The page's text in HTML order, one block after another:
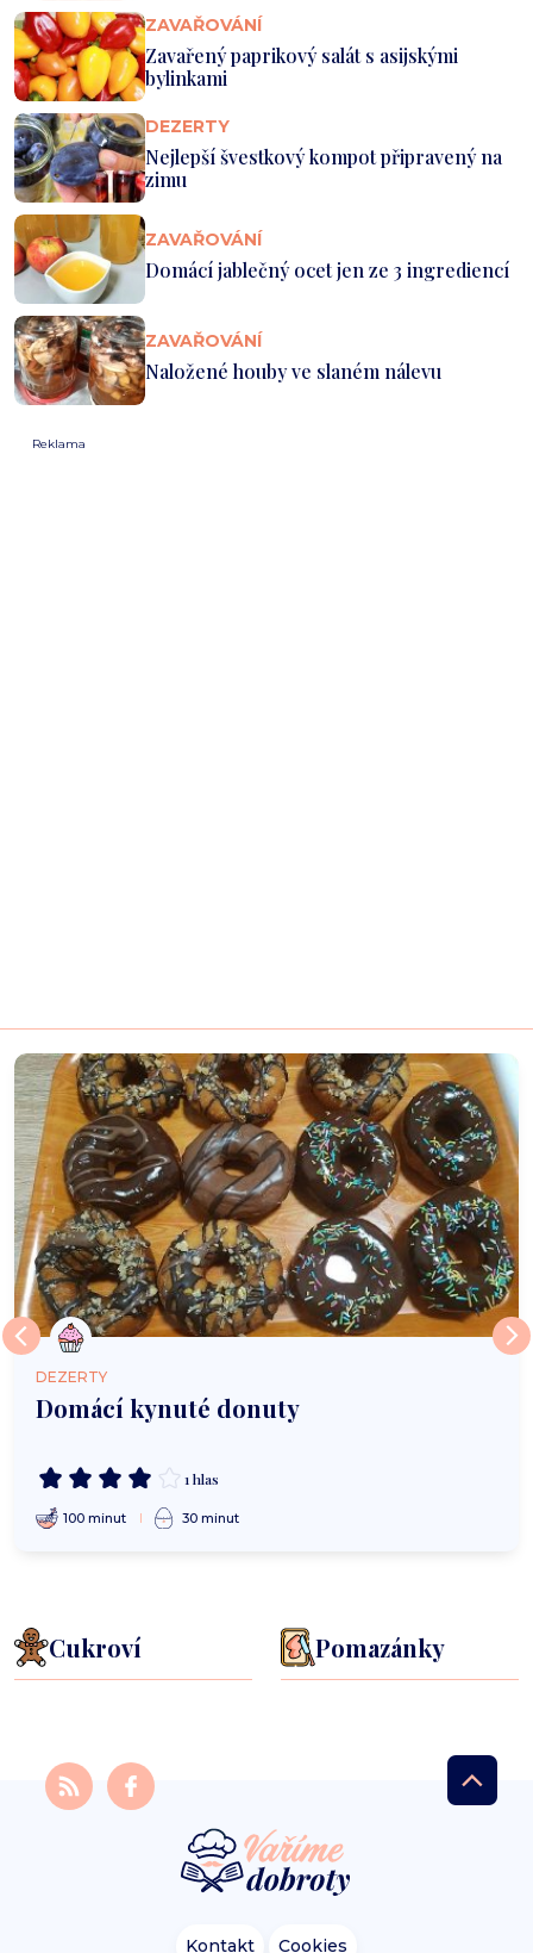
ZAVAŘOVÁNÍ
Zavařený paprikový salát s asijskými
bylinkami
DEZERTY
Nejlepší švestkový kompot připravený na
zimu
ZAVAŘOVÁNÍ
Domácí jablečný ocet jen ze 3 ingrediencí
ZAVAŘOVÁNÍ
Naložené houby ve slaném nálevu
Reklama
DEZERTY
Domácí kynuté donuty
1 hlas
100 minut 30 minut
Cukroví Pomazánky
Kontakt Cookies